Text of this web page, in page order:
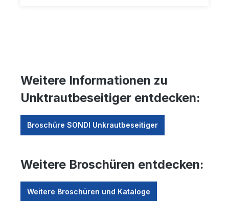
Weitere Informationen zu
Unktrautbeseitiger entdecken:
Broschüre SONDI Unkrautbeseitiger
Weitere Broschüren entdecken:
Weitere Broschüren und Kataloge